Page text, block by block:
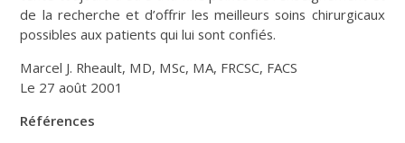
de la recherche et d’offrir les meilleurs soins chirurgicaux
possibles aux patients qui lui sont confiés.
Marcel J. Rheault, MD, MSc, MA, FRCSC, FACS
Le 27 août 2001
Références